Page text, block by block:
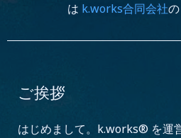
は k.works合同会社の
ご挨拶
はじめまして。k.works® を運